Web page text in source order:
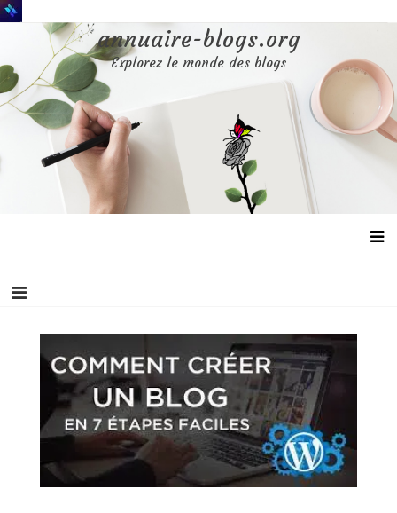
Aller
au
annuaire-blogs.org
Explorez le monde des blogs